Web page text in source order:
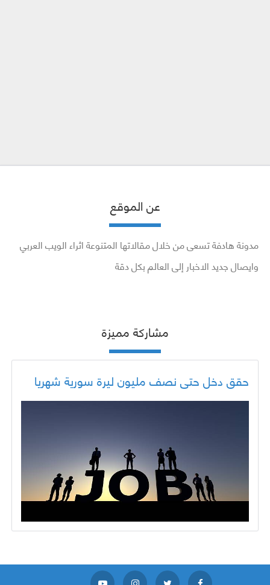
عن الموقع
مدونة هادفة تسعى من خلال مقالاتها المتنوعة اثراء الويب العربي
وايصال جديد الاخبار إلى العالم بكل دقة
مشاركة مميزة
حقق دخل حتى نصف مليون ليرة سورية شهريا